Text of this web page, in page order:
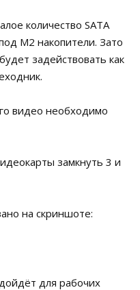
количество SATA
M2 накопители. Зато
задействовать как
видео необходимо
замкнуть 3 и
на скриншоте:
для рабочих